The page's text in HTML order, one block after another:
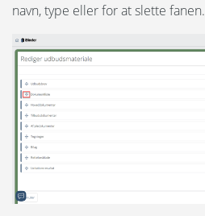
Opret & udsend ESPD
Udgiv udbudsmaterialet
Opslagstavlen
navn, type eller for at slette fanen.